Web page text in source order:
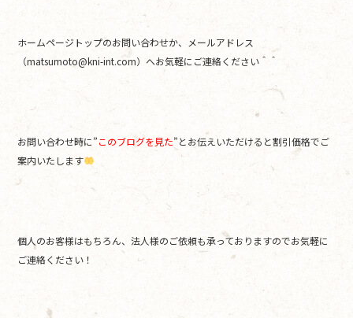
ホームページトップのお問い合わせか、メールアドレス
（matsumoto@kni-int.com）へお気軽にご連絡ください＾＾
お問い合わせ時に”このブログを見た”とお伝えいただけると割引価格でご
案内いたします
個人のお客様はもちろん、法人様のご依頼も承っておりますのでお気軽に
ご連絡ください！